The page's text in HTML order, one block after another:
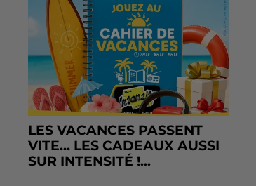
LES VACANCES PASSENT
VITE... LES CADEAUX AUSSI
SUR INTENSITÉ !...